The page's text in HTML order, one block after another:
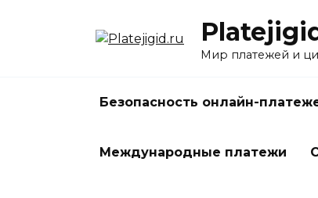
Мир платежей и
Безопасность онлайн-
Международные платежи